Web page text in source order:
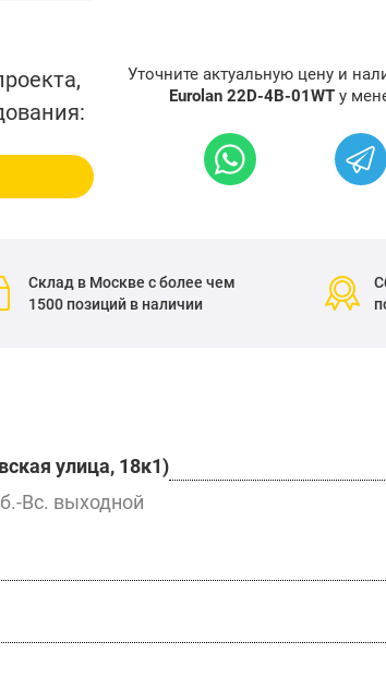
Уточните актуальную цену и
Eurolan 22D-4B-01WT у
Склад в Москве с более чем
1500 позиций в наличии
улица, 18к1)
Вс. выходной